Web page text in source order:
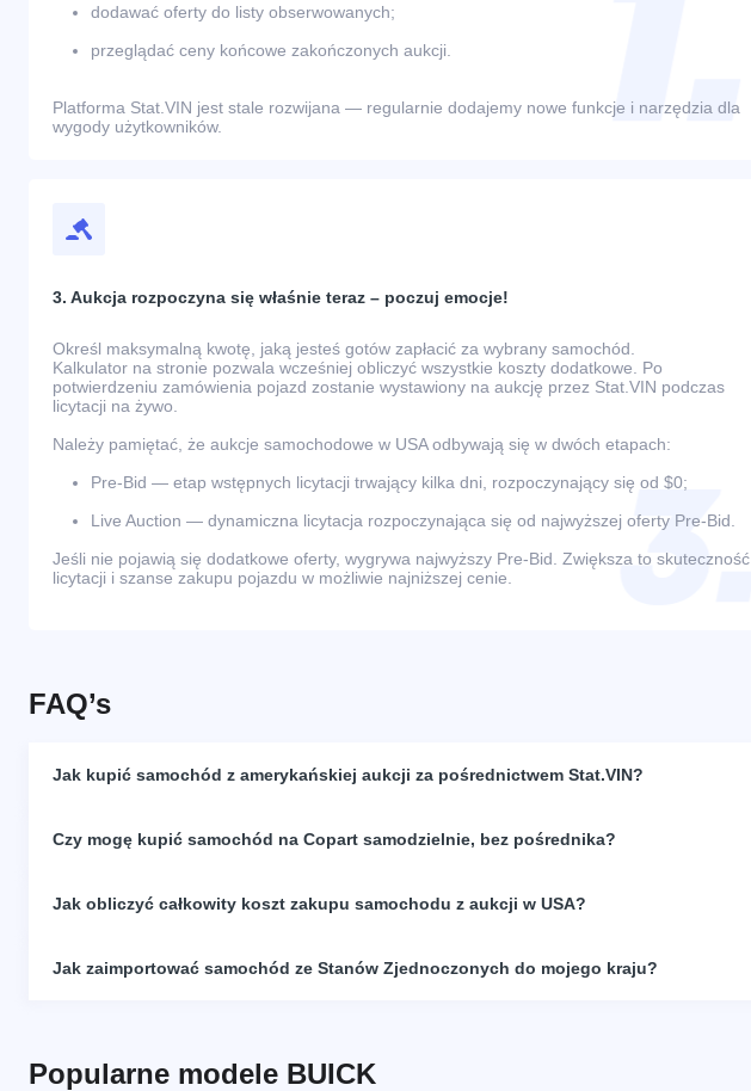
dodawać oferty do listy obserwowanych;
przeglądać ceny końcowe zakończonych aukcji.
Platforma Stat.VIN jest stale rozwijana — regularnie dodajemy nowe funkcje i narzędzia dla
wygody użytkowników.
3. Aukcja rozpoczyna się właśnie teraz – poczuj emocje!
Określ maksymalną kwotę, jaką jesteś gotów zapłacić za wybrany samochód.
Kalkulator na stronie pozwala wcześniej obliczyć wszystkie koszty dodatkowe. Po
potwierdzeniu zamówienia pojazd zostanie wystawiony na aukcję przez Stat.VIN podczas
licytacji na żywo.
Należy pamiętać, że aukcje samochodowe w USA odbywają się w dwóch etapach:
Pre-Bid — etap wstępnych licytacji trwający kilka dni, rozpoczynający się od $0;
Live Auction — dynamiczna licytacja rozpoczynająca się od najwyższej oferty Pre-Bid.
Jeśli nie pojawią się dodatkowe oferty, wygrywa najwyższy Pre-Bid. Zwiększa to skuteczność
licytacji i szanse zakupu pojazdu w możliwie najniższej cenie.
FAQ’s
Jak kupić samochód z amerykańskiej aukcji za pośrednictwem Stat.VIN?
Czy mogę kupić samochód na Copart samodzielnie, bez pośrednika?
Jak obliczyć całkowity koszt zakupu samochodu z aukcji w USA?
Jak zaimportować samochód ze Stanów Zjednoczonych do mojego kraju?
Popularne modele BUICK